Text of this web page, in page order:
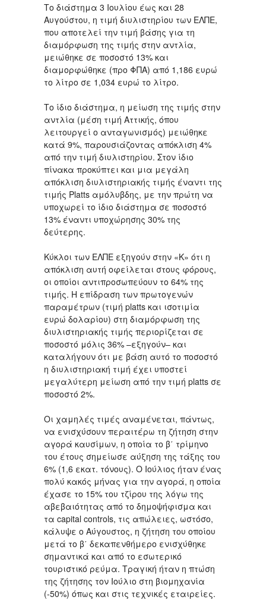
Tο διάστημα 3 Ιουλίου έως και 28
Αυγούστου, η τιμή διυλιστηρίου των ΕΛΠΕ,
που αποτελεί την τιμή βάσης για τη
διαμόρφωση της τιμής στην αντλία,
μειώθηκε σε ποσοστό 13% και
διαμορφώθηκε (προ ΦΠΑ) από 1,186 ευρώ
το λίτρο σε 1,034 ευρώ το λίτρο.
Το ίδιο διάστημα, η μείωση της τιμής στην
αντλία (μέση τιμή Αττικής, όπου
λειτουργεί ο ανταγωνισμός) μειώθηκε
κατά 9%, παρουσιάζοντας απόκλιση 4%
από την τιμή διυλιστηρίου. Στον ίδιο
πίνακα προκύπτει και μια μεγάλη
απόκλιση διυλιστηριακής τιμής έναντι της
τιμής Platts αμόλυβδης, με την πρώτη να
υποχωρεί το ίδιο διάστημα σε ποσοστό
13% έναντι υποχώρησης 30% της
δεύτερης.
Κύκλοι των ΕΛΠΕ εξηγούν στην «Κ» ότι η
απόκλιση αυτή οφείλεται στους φόρους,
οι οποίοι αντιπροσωπεύουν το 64% της
τιμής. Η επίδραση των πρωτογενών
παραμέτρων (τιμή platts και ισοτιμία
ευρώ δολαρίου) στη διαμόρφωση της
διυλιστηριακής τιμής περιορίζεται σε
ποσοστό μόλις 36% –εξηγούν– και
καταλήγουν ότι με βάση αυτό το ποσοστό
η διυλιστηριακή τιμή έχει υποστεί
μεγαλύτερη μείωση από την τιμή platts σε
ποσοστό 2%.
Οι χαμηλές τιμές αναμένεται, πάντως,
να ενισχύσουν περαιτέρω τη ζήτηση στην
αγορά καυσίμων, η οποία το β΄ τρίμηνο
του έτους σημείωσε αύξηση της τάξης του
6% (1,6 εκατ. τόνους). Ο Ιούλιος ήταν ένας
πολύ κακός μήνας για την αγορά, η οποία
έχασε το 15% του τζίρου της λόγω της
αβεβαιότητας από το δημοψήφισμα και
τα capital controls, τις απώλειες, ωστόσο,
κάλυψε ο Αύγουστος, η ζήτηση του οποίου
μετά το β΄ δεκαπενθήμερο ενισχύθηκε
σημαντικά και από το εσωτερικό
τουριστικό ρεύμα. Τραγική ήταν η πτώση
της ζήτησης τον Ιούλιο στη βιομηχανία
(-50%) όπως και στις τεχνικές εταιρείες.